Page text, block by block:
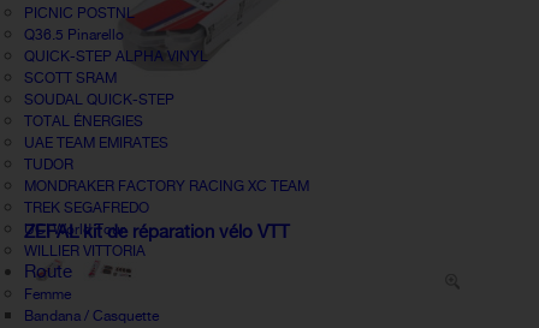
PICNIC POSTNL
Q36.5 Pinarello
QUICK-STEP ALPHA VINYL
SCOTT SRAM
SOUDAL QUICK-STEP
TOTAL ÉNERGIES
UAE TEAM EMIRATES
TUDOR
MONDRAKER FACTORY RACING XC TEAM
TREK SEGAFREDO
UCI World Tour
WILLIER VITTORIA
Route
Femme
Bandana / Casquette
ZEFAL kit de réparation vélo VTT